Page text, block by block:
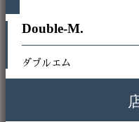
Double-M.
ダブルエム